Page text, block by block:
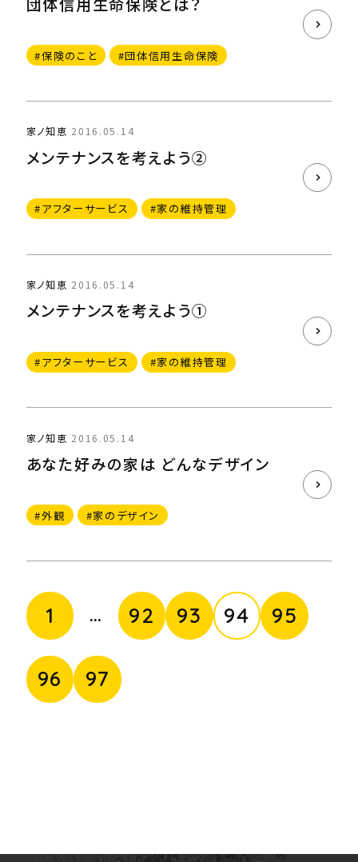
#保険のこと #団体信用生命保険
家ノ知恵 2016.05.14
メンテナンスを考えよう②
#アフターサービス #家の維持管理
家ノ知恵 2016.05.14
メンテナンスを考えよう①
#アフターサービス #家の維持管理
家ノ知恵 2016.05.14
あなた好みの家は どんなデザイン
#外観 #家のデザイン
1 … 92 93 94 95
96 97